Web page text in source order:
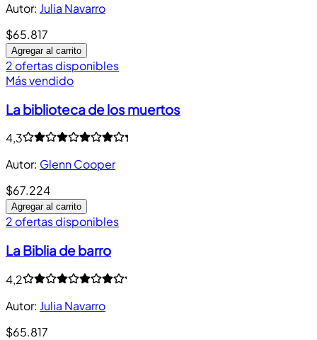
Autor: Julia Navarro
$65.817
Agregar al carrito
2 ofertas disponibles
Más vendido
La biblioteca de los muertos
4,3
Autor: Glenn Cooper
$67.224
Agregar al carrito
2 ofertas disponibles
La Biblia de barro
4,2
Autor: Julia Navarro
$65.817